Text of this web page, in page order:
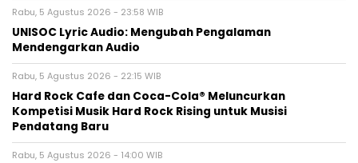
Rabu, 5 Agustus 2026 - 23:58 WIB
UNISOC Lyric Audio: Mengubah Pengalaman
Mendengarkan Audio
Rabu, 5 Agustus 2026 - 22:15 WIB
Hard Rock Cafe dan Coca-Cola® Meluncurkan
Kompetisi Musik Hard Rock Rising untuk Musisi
Pendatang Baru
Rabu, 5 Agustus 2026 - 14:00 WIB